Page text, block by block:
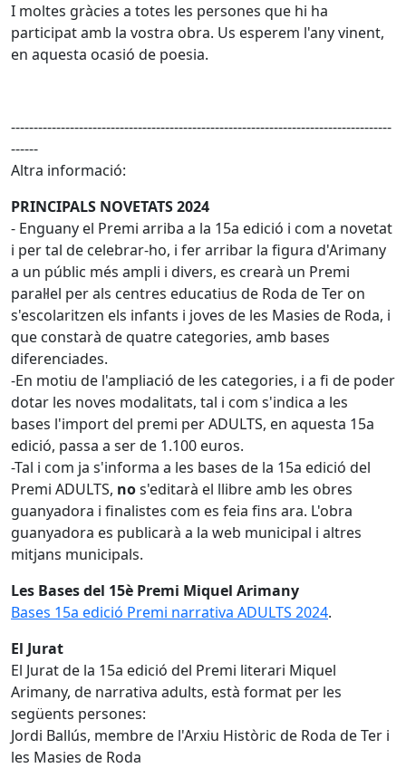
I moltes gràcies a totes les persones que hi ha
participat amb la vostra obra. Us esperem l'any vinent,
en aquesta ocasió de poesia.
------------------------------------------------------------------------------------
------
Altra informació:
PRINCIPALS NOVETATS 2024
- Enguany el Premi arriba a la 15a edició i com a novetat
i per tal de celebrar-ho, i fer arribar la figura d'Arimany
a un públic més ampli i divers, es crearà un Premi
paral·lel per als centres educatius de Roda de Ter on
s'escolaritzen els infants i joves de les Masies de Roda, i
que constarà de quatre categories, amb bases
diferenciades.
-En motiu de l'ampliació de les categories, i a fi de poder
dotar les noves modalitats, tal i com s'indica a les
bases l'import del premi per ADULTS, en aquesta 15a
edició, passa a ser de 1.100 euros.
-Tal i com ja s'informa a les bases de la 15a edició del
Premi ADULTS, nos'editarà el llibre amb les obres
guanyadora i finalistes com es feia fins ara. L'obra
guanyadora es publicarà a la web municipal i altres
mitjans municipals.
Les Bases del 15è Premi Miquel Arimany
Bases 15a edició Premi narrativa ADULTS 2024.
El Jurat
El Jurat de la 15a edició del Premi literari Miquel
Arimany, de narrativa adults, està format per les
següents persones:
Jordi Ballús, membre de l'Arxiu Històric de Roda de Ter i
les Masies de Roda